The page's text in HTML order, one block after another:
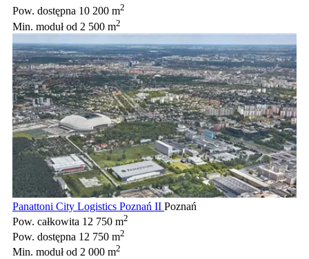
Pow. dostępna 10 200 m2
Min. modułod 2 500 m2
Panattoni City Logistics Poznań II Poznań
Pow. całkowita 12 750 m2
Pow. dostępna 12 750 m2
Min. modułod 2 000 m2